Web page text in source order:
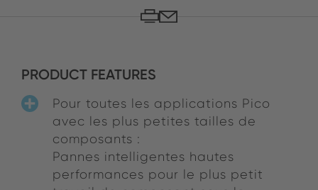
PRODUCT FEATURES
Pour toutes les applications Pico
avec les plus petites tailles de
composants :
Pannes intelligentes hautes
performances pour le plus petit